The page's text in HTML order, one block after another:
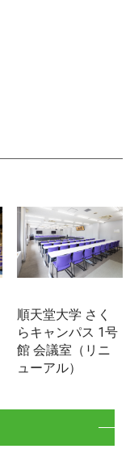
順天堂大学 さく
らキャンパス 1号
館 会議室（リニ
ューアル）